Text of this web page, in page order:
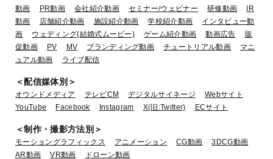
動画
PR動画 会社紹介動画 セミナー/ウェビナー 研修動画
IR
動画
店舗紹介動画 施設紹介動画 学校紹介動画
インタビュー動
画
ウェディング(結婚式ムービー) ゲーム紹介動画 動画広告
販
促動画
PV MV ブランディング動画 チュートリアル動画
マニ
ュアル動画
ライブ配信
＜配信媒体別＞
オウンドメディア テレビCM デジタルサイネージ
Webサイト
YouTube
Facebook Instagram X(旧:Twitter) ECサイト
＜制作・撮影方法別＞
モーショングラフィックス アニメーション CG動画
3DCG動画
AR動画
VR動画 ドローン動画